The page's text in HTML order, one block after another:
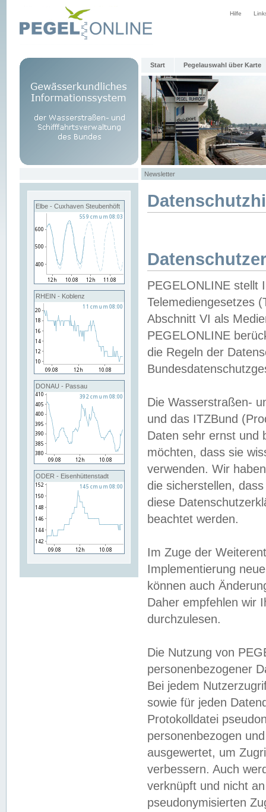
Hilfe
Start Pegelauswahl über Karte
Newsletter
Elbe - Cuxhaven Steubenhöft
RHEIN - Koblenz
DONAU - Passau
ODER - Eisenhüttenstadt
PEGELONLINE stellt
Telemediengesetzes
Abschnitt VI als
PEGELONLINE
die Regeln der
Die Wasserstraßen-
und das ITZBund
Daten sehr ernst und
möchten, dass sie
verwenden. Wir
die sicherstellen,
diese
beachtet werden.
Im Zuge der
Implementierung
können auch
Daher empfehlen wir
durchzulesen.
Die Nutzung von
personenbezogener
Bei jedem
sowie für jeden
Protokolldatei
personenbezogen
ausgewertet, um
verbessern. Auch
verknüpft und nicht
pseudonymisierten